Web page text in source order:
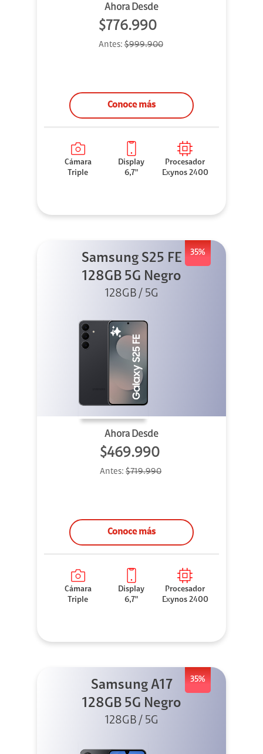
Ahora Desde
$776.990
Antes:$999.900
Conoce más
Cámara
Triple
Display
6,7"
Procesador
Exynos 2400
35%
Samsung S25 FE
128GB 5G Negro
128GB / 5G
Ahora Desde
$469.990
Antes: $719.990
Conoce más
Cámara
Triple
Display
6,7"
Procesador
Exynos 2400
35%
Samsung A17
128GB 5G Negro
128GB / 5G